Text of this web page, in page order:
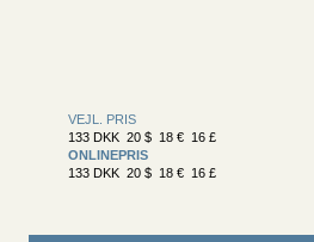
VEJL. PRIS
133 DKK 20 $ 18 € 16 £
ONLINEPRIS
133 DKK 20 $ 18 € 16 £